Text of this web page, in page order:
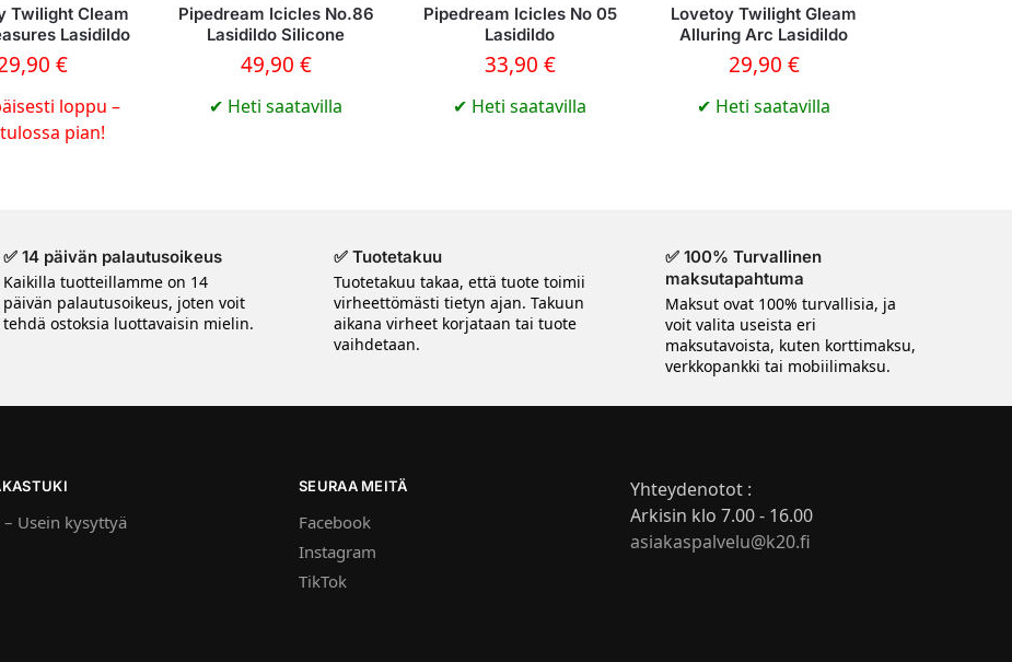
Twilight Cleam
Lasidildo
€
loppu –
pian!
Pipedream Icicles No.86
Lasidildo Silicone
49,90 €
✔ Heti saatavilla
Pipedream Icicles No 05
Lasidildo
33,90 €
✔ Heti saatavilla
Lovetoy Twilight Gleam
Alluring Arc Lasidildo
29,90 €
✔ Heti saatavilla
✅ 14 päivän palautusoikeus
Kaikilla tuotteillamme on 14
päivän palautusoikeus, joten voit
tehdä ostoksia luottavaisin mielin.
✅ Tuotetakuu
Tuotetakuu takaa, että tuote toimii
virheettömästi tietyn ajan. Takuun
aikana virheet korjataan tai tuote
vaihdetaan.
✅ 100% Turvallinen
maksutapahtuma
Maksut ovat 100% turvallisia, ja
voit valita useista eri
maksutavoista, kuten korttimaksu,
verkkopankki tai mobiilimaksu.
– Usein kysyttyä
SEURAA MEITÄ
Facebook
Instagram
TikTok
Yhteydenotot :
Arkisin klo 7.00 - 16.00
asiakaspalvelu@k20.fi